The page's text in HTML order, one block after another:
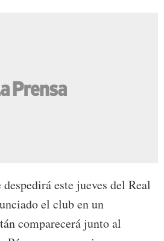
este jueves del Real
el club en un
comparecerá junto al